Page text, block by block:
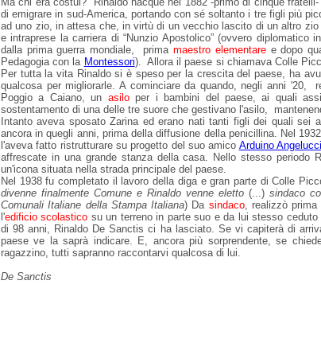
di emigrare in sud-America, portando con sé soltanto i tre figli più
ad uno zio, in attesa che, in virtù di un vecchio lascito di un altro
e intraprese la carriera di “Nunzio Apostolico” (ovvero
dalla prima guerra mondiale, primamaestro elementaree dopo
Pedagogia con la Montessori). Allora il paese si chiamava Colle
Per tutta la vita Rinaldo si è speso per la crescita del paese, ha
qualcosa per migliorarle. A cominciare da quando, negli anni
Poggio a Caiano, un asiloper i bambini del paese, ai quali
sostentamento di una delle tre suore che gestivano l'asilo,
Intanto aveva sposato Zarina ed erano nati tanti figli dei quali
ancora in quegli anni, prima della diffusione della penicillina. Nel
l'aveva fatto ristrutturare su progetto del suo amico Arduino Angelucci
affrescate in una grande stanza della casa. Nello stesso periodo
un'icona situata nella strada principale del paese.
Nel 1938 fu completato il lavoro della diga e gran parte di Colle
divenne finalmente Comune e Rinaldo venne eletto(...) sindaco
Comunali Italiane della Stampa Italiana) Da sindaco, realizzò
l'edificio scolastico su un terreno in parte suo e da lui stesso
di 98 anni, Rinaldo De Sanctis ci ha lasciato. Se vi capiterà di
paese ve la saprà indicare. E, ancora più sorprendente, se
ragazzino, tutti sapranno raccontarvi qualcosa di lui.
De Sanctis